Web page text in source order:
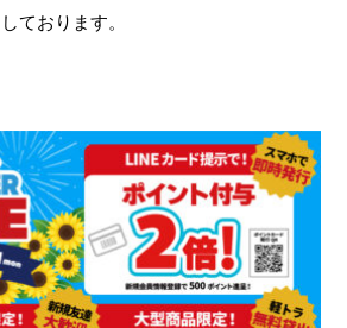
ております。